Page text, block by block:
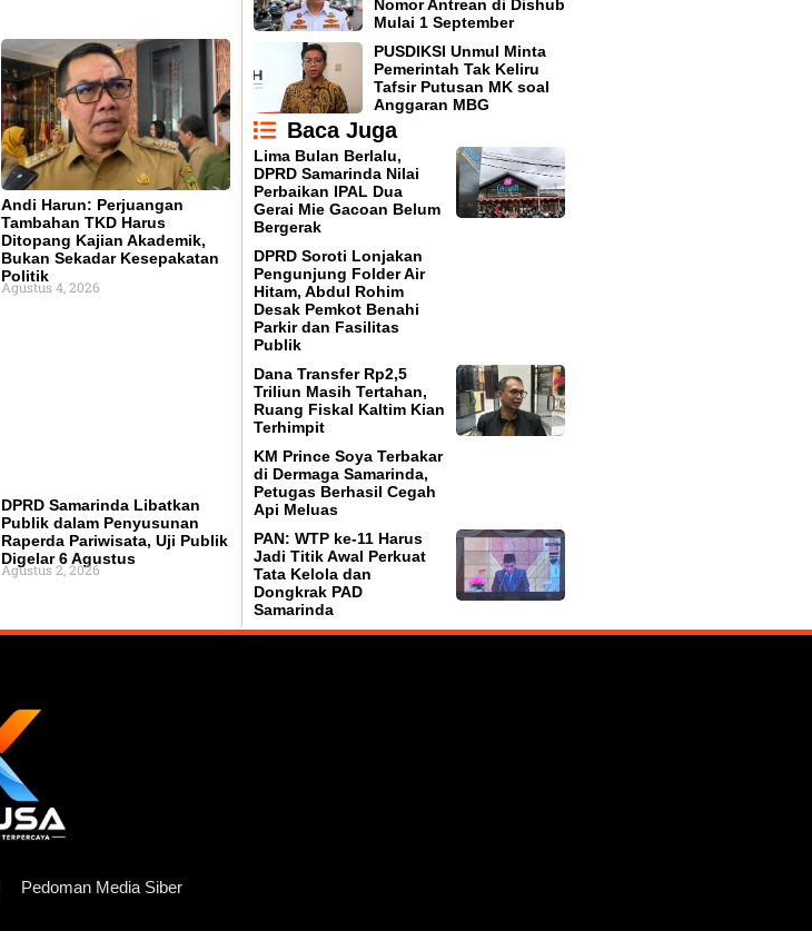
Andi Harun: Perjuangan
Tambahan TKD Harus
Ditopang Kajian Akademik,
Bukan Sekadar Kesepakatan
Politik
Agustus 4, 2026
DPRD Samarinda Libatkan
Publik dalam Penyusunan
Raperda Pariwisata, Uji Publik
Digelar 6 Agustus
Agustus 2, 2026
Nomor Antrean di Dishub
Mulai 1 September
PUSDIKSI Unmul Minta
Pemerintah Tak Keliru
Tafsir Putusan MK soal
Anggaran MBG
Baca Juga
Lima Bulan Berlalu,
DPRD Samarinda Nilai
Perbaikan IPAL Dua
Gerai Mie Gacoan Belum
Bergerak
DPRD Soroti Lonjakan
Pengunjung Folder Air
Hitam, Abdul Rohim
Desak Pemkot Benahi
Parkir dan Fasilitas
Publik
Dana Transfer Rp2,5
Triliun Masih Tertahan,
Ruang Fiskal Kaltim Kian
Terhimpit
KM Prince Soya Terbakar
di Dermaga Samarinda,
Petugas Berhasil Cegah
Api Meluas
PAN: WTP ke-11 Harus
Jadi Titik Awal Perkuat
Tata Kelola dan
Dongkrak PAD
Samarinda
Pedoman Media Siber